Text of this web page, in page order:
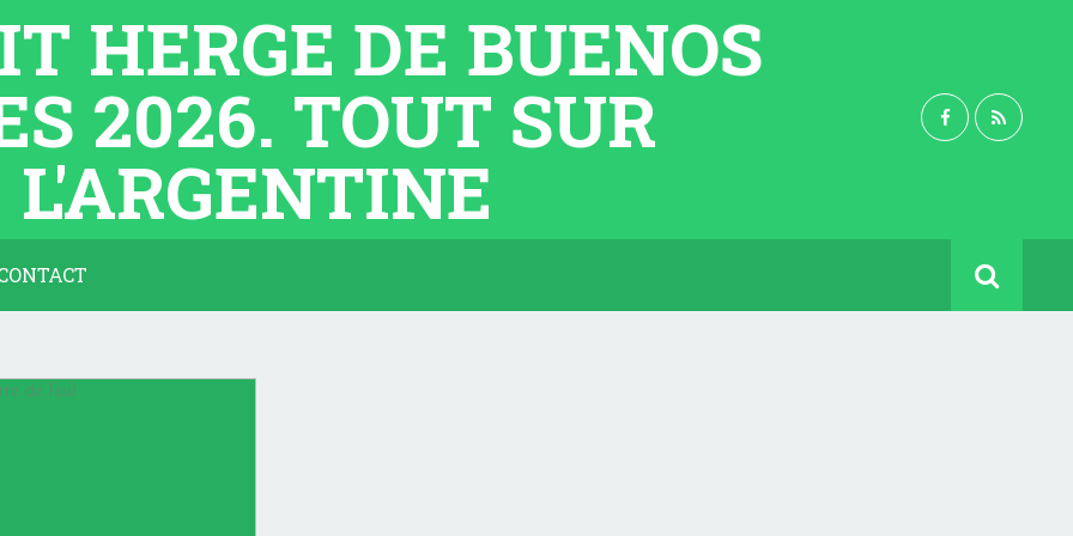
HERGE DE BUENOS
2026. TOUT SUR
L'ARGENTINE